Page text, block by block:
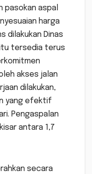
pasokan aspal
harga
dilakukan Dinas
itu tersedia terus
akses jalan
dilakukan,
yang efektif
Pengaspalan
antara 1,7
secara